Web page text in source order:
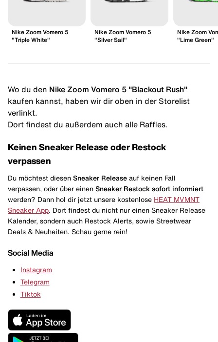
Nike Zoom Vomero 5
"Triple White"
Nike Zoom Vomero 5
"Silver Sail"
Nike Zoom
"Lime Green"
Wo du den Nike Zoom Vomero 5 "Blackout Rush"
kaufen kannst, haben wir dir oben in der Storelist
verlinkt.
Dort findest du außerdem auch alle Raffles.
Keinen Sneaker Release oder Restock
verpassen
Du möchtest diesen Sneaker Release auf keinen Fall
verpassen, oder über einen Sneaker Restock sofort informiert
werden? Dann hol dir jetzt unsere kostenlose HEAT MVMNT
Sneaker App . Dort findest du nicht nur einen Sneaker Release
Kalender, sondern auch Restock Alerts, sowie Streetwear
Deals & Neuheiten. Schau gerne rein!
Social Media
Instagram
Telegram
Tiktok